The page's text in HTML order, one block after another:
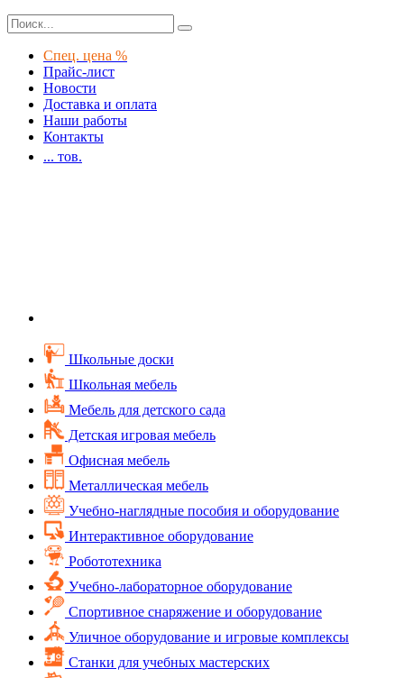
Спец. цена %
Прайс-лист
Новости
Доставка и оплата
Наши работы
Контакты
... тов.
Школьные доски
Школьная мебель
Мебель для детского сада
Детская игровая мебель
Офисная мебель
Металлическая мебель
Учебно-наглядные пособия и оборудование
Интерактивное оборудование
Робототехника
Учебно-лабораторное оборудование
Спортивное снаряжение и оборудование
Уличное оборудование и игровые комплексы
Cтанки для учебных мастерских